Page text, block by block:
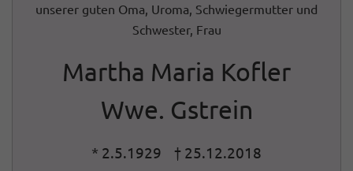
unserer guten Oma, Uroma, Schwiegermutter und
Schwester, Frau
Martha Maria Kofler
Wwe. Gstrein
* 2.5.1929 † 25.12.2018